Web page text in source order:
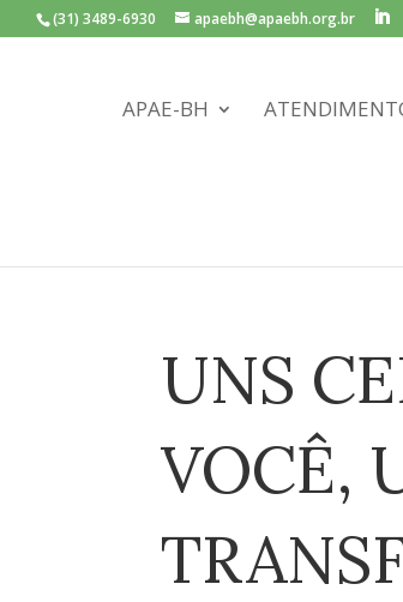
(31) 3489-6930 apaebh@apaebh.org.br
APAE-BH
UNS
VOCÊ,